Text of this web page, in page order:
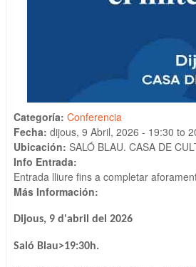
Categoría: Conferencia
Fecha: dijous, 9 Abril, 2026 - 19:30 to
Ubicación: SALÓ BLAU. CASA DE
Info Entrada:
Entrada lliure fins a completar
Más Información:
Dijous, 9 d'abril del 2026
Saló Blau>19:30h.